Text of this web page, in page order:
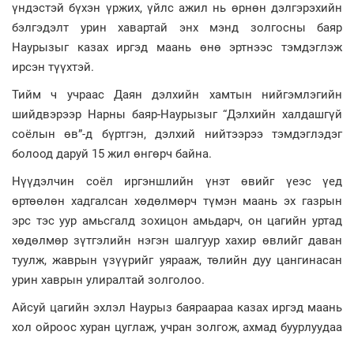
үндэстэй бүхэн үржих, үйлс ажил нь өрнөн дэлгэрэхийн
бэлгэдэлт урин хавартай энх мэнд золгосны баяр
Наурызыг казах иргэд маань өнө эртнээс тэмдэглэж
ирсэн түүхтэй.
Тийм ч учраас Даян дэлхийн хамтын нийгэмлэгийн
шийдвэрээр Нарны баяр-Наурызыг “Дэлхийн халдашгүй
соёлын өв”-д бүртгэн, дэлхий нийтээрээ тэмдэглэдэг
болоод даруй 15 жил өнгөрч байна.
Нүүдэлчин соёл иргэншлийн үнэт өвийг үеэс үед
өртөөлөн хадгалсан хөдөлмөрч түмэн маань эх газрын
эрс тэс уур амьсгалд зохицон амьдарч, он цагийн уртад
хөдөлмөр зүтгэлийн нэгэн шалгуур хахир өвлийг даван
туулж, жаврын үзүүрийг уярааж, төлийн дуу цангинасан
урин хаврын улиралтай золголоо.
Айсуй цагийн эхлэл Наурыз баяраараа казах иргэд маань
хол ойроос хуран цуглаж, учран золгож, ахмад буурлуудаа